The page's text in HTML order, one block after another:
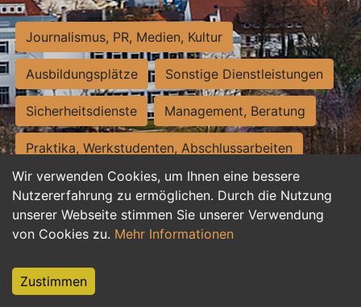
Wir verwenden Cookies, um Ihnen eine bessere
Nutzererfahrung zu ermöglichen. Durch die Nutzung
unserer Webseite stimmen Sie unserer Verwendung
von Cookies zu. Mehr Informationen
Zustimmen
Journalismus, PR, Medien, Kultur
Ausbildungsplätze Sonstige Dienstleistungen
Sicherheitsdienste Management, Beratung
Praktika, Werkstudenten, Abschlussarbeiten
Personalwesen Assistenz, Sekretariat
Hilfskräfte, Aushilfs- und Nebenjobs
Weiterbildung, Studium, duale Ausbildung